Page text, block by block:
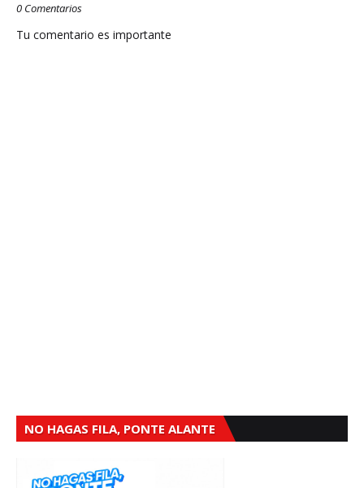
0 Comentarios
Tu comentario es importante
NO HAGAS FILA, PONTE ALANTE